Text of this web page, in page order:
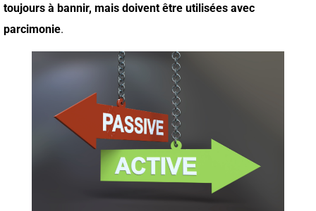
toujours à bannir, mais doivent être utilisées avec
parcimonie.